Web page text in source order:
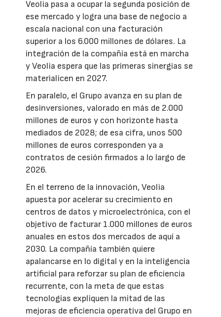
Veolia pasa a ocupar la segunda posición de
ese mercado y logra una base de negocio a
escala nacional con una facturación
superior a los 6.000 millones de dólares. La
integración de la compañía está en marcha
y Veolia espera que las primeras sinergias se
materialicen en 2027.
En paralelo, el Grupo avanza en su plan de
desinversiones, valorado en más de 2.000
millones de euros y con horizonte hasta
mediados de 2028; de esa cifra, unos 500
millones de euros corresponden ya a
contratos de cesión firmados a lo largo de
2026.
En el terreno de la innovación, Veolia
apuesta por acelerar su crecimiento en
centros de datos y microelectrónica, con el
objetivo de facturar 1.000 millones de euros
anuales en estos dos mercados de aquí a
2030. La compañía también quiere
apalancarse en lo digital y en la inteligencia
artificial para reforzar su plan de eficiencia
recurrente, con la meta de que estas
tecnologías expliquen la mitad de las
mejoras de eficiencia operativa del Grupo en